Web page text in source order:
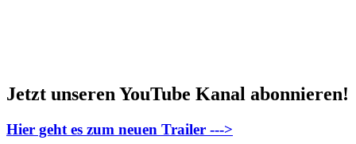
Jetzt unseren YouTube Kanal abonnieren!
Hier geht es zum neuen Trailer --->